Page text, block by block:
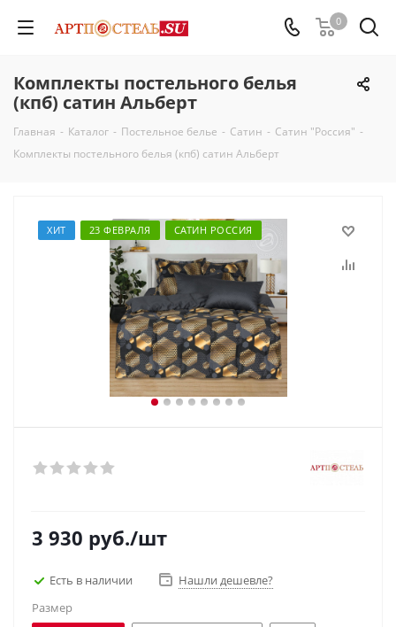
0
Комплекты постельного белья
(кпб) сатин Альберт
Главная - Каталог - Постельное белье - Сатин - Сатин "Россия" -
Комплекты постельного белья (кпб) сатин Альберт
ХИТ 23 ФЕВРАЛЯ САТИН РОССИЯ
3 930 руб./шт
Есть в наличии
Нашли дешевле?
Размер